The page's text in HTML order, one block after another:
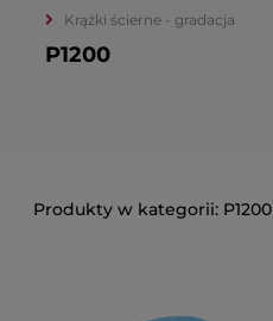
Krążki ścierne - gradacja
P1200
P1200